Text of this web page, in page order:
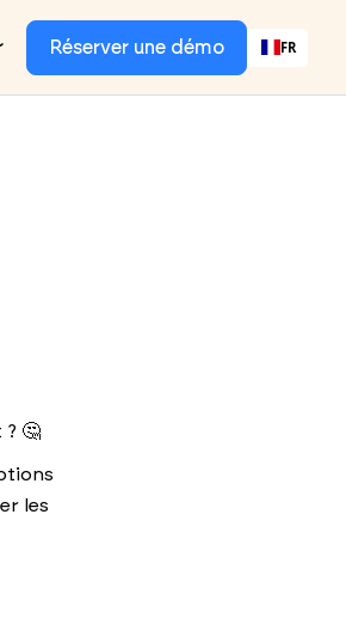
Réserver une démo FR
🤔
les